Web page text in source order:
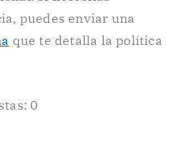
puedes enviar una
que te detalla la política
0